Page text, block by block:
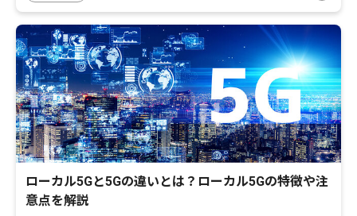
ローカル5Gと5Gの違いとは？ローカル5Gの特徴や注
意点を解説